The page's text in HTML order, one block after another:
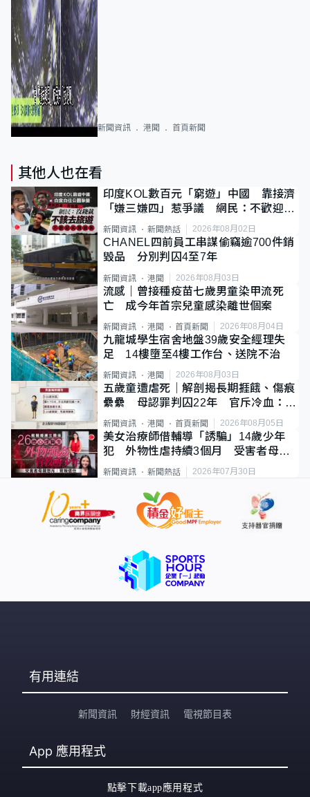
新聞資訊 港聞 首頁新聞
其他人也在看
印度KOL數百元「窮遊」中國 靠接濟
「嫌三嫌四」惹爭議 網民：不歡迎劣
質旅客
新聞資訊 新聞熱話 2026年08月02日
CHANEL四前員工串謀偷竊逾700件銷
毀品 分別判囚4至7年
新聞資訊 港聞 2026年08月03日
流感｜曾接種疫苗七歲男童染甲流死
亡 成今年首宗兒童感染離世個案
新聞資訊 港聞 首頁新聞 2026年08月04日
九龍城學生宿舍地盤39歲安全經理失
足 14樓墮至4樓工作台、送院不治
新聞資訊 港聞 2026年08月03日
五歲童遭虐死｜解剖揭長期捱餓、傷痕
纍纍 母認罪判囚22年 官斥冷血：同
類案最惡劣
新聞資訊 港聞 首頁新聞 2026年08月05日
美女治療師借輔導「誘騙」14歲少年
犯 外物性虐持續3個月 受害者母：
要保護其他人
新聞資訊 新聞熱話 2026年07月30日
有用連結
新聞資訊 財經資訊 電視節目表
App 應用程式
點擊下載app應用程式